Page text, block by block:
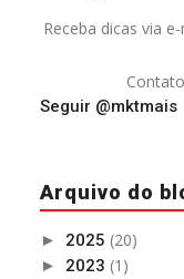
Receba dicas via
Seguir @mktmais
Arquivo do
► 2025 (20)
► 2023 (1)